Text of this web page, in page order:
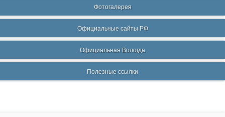
Фотогалерея
Официальные сайты РФ
Официальная Вологда
Полезные ссылки